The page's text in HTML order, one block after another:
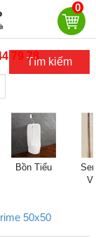
0
79 78Tìm kiếm
Bồn Tiểu
50x50